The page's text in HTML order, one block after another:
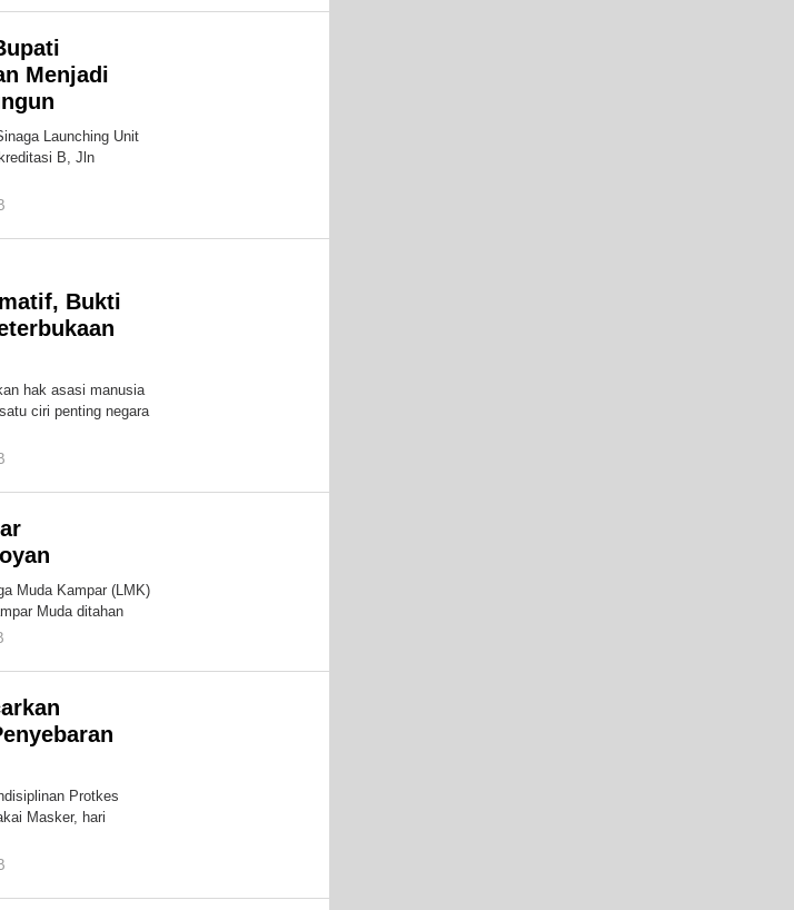
Menjadi
Launching Unit
B, Jln
Bukti
hak asasi manusia
ciri penting negara
Muda Kampar (LMK)
Muda ditahan
Protkes
Masker, hari